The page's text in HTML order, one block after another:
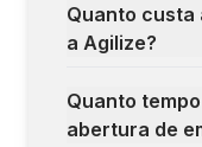
Quanto custa
a Agilize?
Quanto
abertura de